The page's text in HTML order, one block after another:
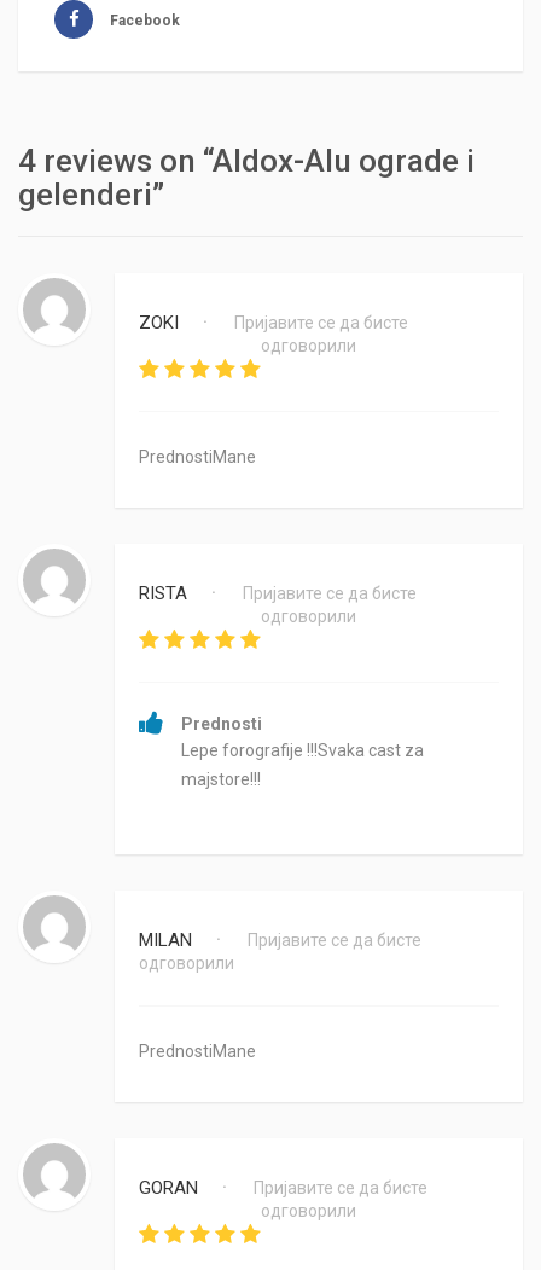
Facebook
4 reviews on “Aldox-Alu ograde i
gelenderi”
ZOKI •
Пријавите се да бисте
одговорили
PrednostiMane
RISTA •
Пријавите се да бисте
одговорили
Prednosti
Lepe forografije !!!Svaka cast za
majstore!!!
MILAN •
Пријавите се да бисте
одговорили
PrednostiMane
GORAN •
Пријавите се да бисте
одговорили